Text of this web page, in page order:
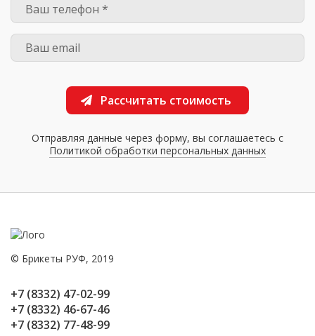
Рассчитать стоимость
Отправляя данные через форму, вы соглашаетесь с
Политикой обработки персональных данных
© Брикеты РУФ, 2019
+7 (8332) 47-02-99
+7 (8332) 46-67-46
+7 (8332) 77-48-99